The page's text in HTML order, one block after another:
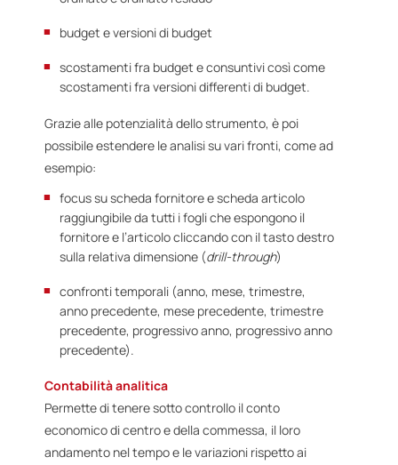
budget e versioni di budget
scostamenti fra budget e consuntivi così come
scostamenti fra versioni differenti di budget.
Grazie alle potenzialità dello strumento, è poi
possibile estendere le analisi su vari fronti, come ad
esempio:
focus su scheda fornitore e scheda articolo
raggiungibile da tutti i fogli che espongono il
fornitore e l’articolo cliccando con il tasto destro
sulla relativa dimensione (drill-through)
confronti temporali (anno, mese, trimestre,
anno precedente, mese precedente, trimestre
precedente, progressivo anno, progressivo anno
precedente).
Contabilità analitica
Permette di tenere sotto controllo il conto
economico di centro e della commessa, il loro
andamento nel tempo e le variazioni rispetto ai